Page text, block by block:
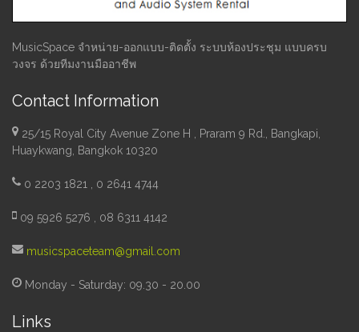
MusicSpace จำหน่าย-ออกแบบ-ติดตั้ง ระบบห้องประชุม แบบครบ
วงจร ด้วยทีมงานมืออาชีพ
Contact Information
25/15 Royal City Avenue Zone H , Praram 9 Rd., Bangkapi,
Huaykwang, Bangkok 10320
0 2203 1821 , 0 2641 4744
09 5926 5276 , 08 6311 4142
musicspaceteam@gmail.com
Monday - Saturday: 09.30 - 20.00
Links